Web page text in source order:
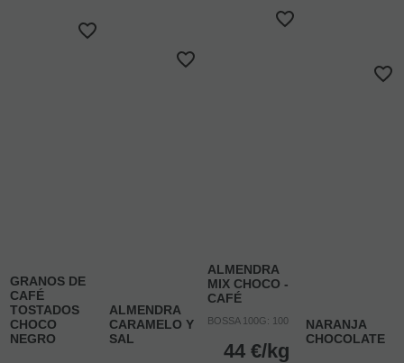
GRANOS DE
CAFÉ
TOSTADOS
CHOCO
NEGRO
ALMENDRA
CARAMELO Y
SAL
ALMENDRA
MIX CHOCO -
CAFÉ
BOSSA 100G: 100
44 €/kg
NARANJA
CHOCOLATE